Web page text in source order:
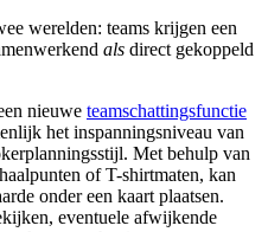
werelden: teams krijgen een
als direct gekoppeld
nieuwe teamschattingsfunctie
het inspanningsniveau van
Met behulp van
of T-shirtmaten, kan
onder een kaart plaatsen.
eventuele afwijkende